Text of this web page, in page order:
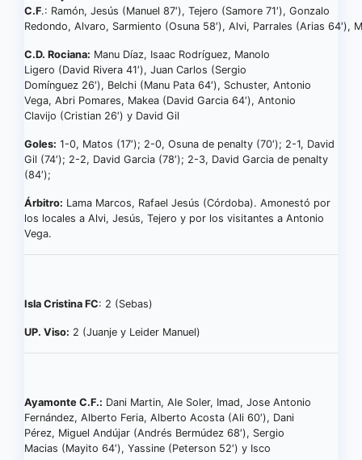
C.F.: Ramón, Jesús (Manuel 87′), Tejero (Samore 71′), Gonzalo
Redondo, Alvaro, Sarmiento (Osuna 58′), Alvi, Parrales (Arias 64′),
C.D. Rociana: Manu Díaz, Isaac Rodríguez, Manolo
Ligero (David Rivera 41′), Juan Carlos (Sergio
Domínguez 26′), Belchi (Manu Pata 64′), Schuster, Antonio
Vega, Abri Pomares, Makea (David Garcia 64′), Antonio
Clavijo (Cristian 26′) y David Gil
Goles: 1-0, Matos (17′); 2-0, Osuna de penalty (70′); 2-1, David
Gil (74′); 2-2, David Garcia (78′); 2-3, David Garcia de penalty
(84′);
Árbitro: Lama Marcos, Rafael Jesús (Córdoba). Amonestó por
los locales a Alvi, Jesús, Tejero y por los visitantes a Antonio
Vega.
Isla Cristina FC: 2 (Sebas)
UP. Viso: 2 (Juanje y Leider Manuel)
Ayamonte C.F.: Dani Martin, Ale Soler, Imad, Jose Antonio
Fernández, Alberto Feria, Alberto Acosta (Ali 60′), Dani
Pérez, Miguel Andújar (Andrés Bermúdez 68′), Sergio
Macias (Mayito 64′), Yassine (Peterson 52′) y Isco